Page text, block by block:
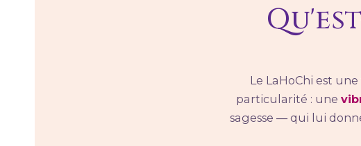
Le LaHoChi est
particularité : une
sagesse — qui lui